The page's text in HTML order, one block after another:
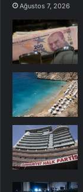
Ağustos 7, 2026